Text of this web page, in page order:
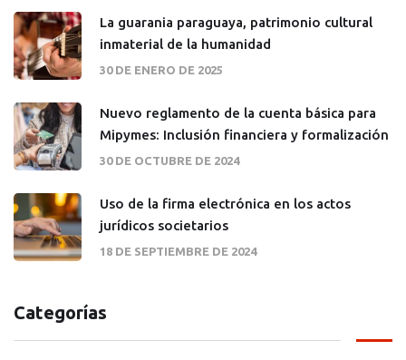
La guarania paraguaya, patrimonio cultural
inmaterial de la humanidad
30 DE ENERO DE 2025
Nuevo reglamento de la cuenta básica para
Mipymes: Inclusión financiera y formalización
30 DE OCTUBRE DE 2024
Uso de la firma electrónica en los actos
jurídicos societarios
18 DE SEPTIEMBRE DE 2024
Categorías